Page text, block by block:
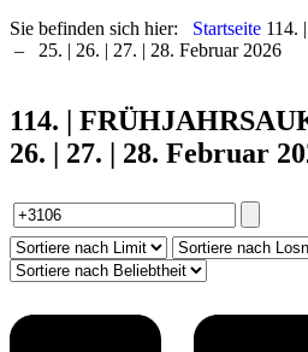
Sie befinden sich hier: Startseite 114.
– 25. | 26. | 27. | 28. Februar 2026
114. | FRÜHJAHRS
26. | 27. | 28. Februar